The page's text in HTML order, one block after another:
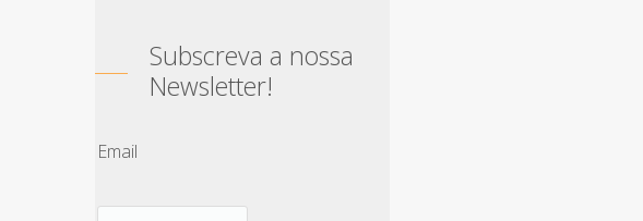
Subscreva a nossa
Newsletter!
Email